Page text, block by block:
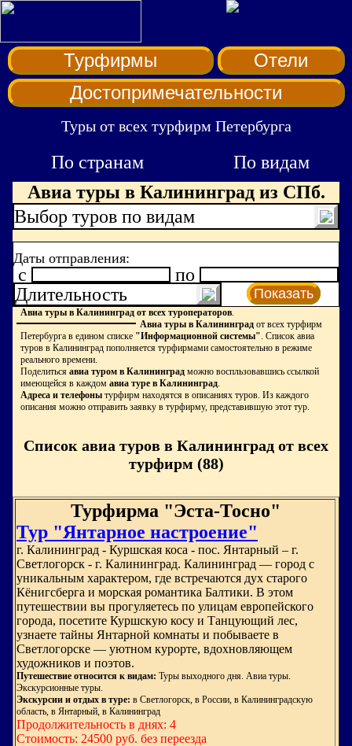
Турфирмы
Отели
Достопримечательности
Туры от всех турфирм Петербурга
По странам
По видам
Авиа туры в Калининград из СПб.
Выбор туров по видам
Даты отправления:
c
по
Длительность
Показать
Авиа туры в Калининград от всех туроператоров.
Авиа туры в Калининград от всех турфирм
Петербурга в едином списке "Информационной системы". Список авиа
туров в Калининград пополняется турфирмами самостоятельно в режиме
реального времени.
Поделиться авиа туром в Калининград можно воспльзовавшись ссылкой
имеющейся в каждом авиа туре в Калининград.
Адреса и телефоны турфирм находятся в описаниях туров. Из каждого
описания можно отправить заявку в турфирму, представившую этот тур.
Список авиа туров в Калининград от всех
турфирм (88)
Турфирма "Эста-Тосно"
Тур "Янтарное настроение"
г. Калининград - Куршская коса - пос. Янтарный – г.
Светлогорск - г. Калининград. Калининград — город с
уникальным характером, где встречаются дух старого
Кёнигсберга и морская романтика Балтики. В этом
путешествии вы прогуляетесь по улицам европейского
города, посетите Куршскую косу и Танцующий лес,
узнаете тайны Янтарной комнаты и побываете в
Светлогорске — уютном курорте, вдохновляющем
художников и поэтов.
Путешествие относится к видам: Туры выходного дня. Авиа туры.
Экскурсионные туры.
Экскурсии и отдых в туре: в Светлогорск, в России, в Калининградскую
область, в Янтарный, в Калининград
Продолжительность в днях: 4
Стоимость: 24500 руб. без переезда